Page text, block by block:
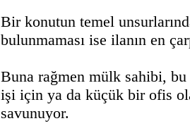
Bir konutun temel
bulunmaması ise ilanın en
Buna rağmen mülk sahibi,
işi için ya da küçük bir ofis
savunuyor.